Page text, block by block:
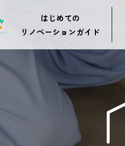
はじめての
リノベーションガイド